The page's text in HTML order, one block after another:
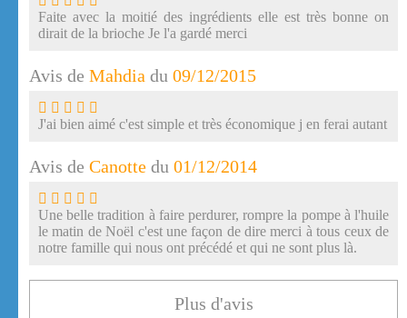
Faite avec la moitié des ingrédients elle est très bonne on
dirait de la brioche Je l'a gardé merci
Avis de Mahdia du 09/12/2015
J'ai bien aimé c'est simple et très économique j en ferai autant
Avis de Canotte du 01/12/2014
Une belle tradition à faire perdurer, rompre la pompe à l'huile
le matin de Noël c'est une façon de dire merci à tous ceux de
notre famille qui nous ont précédé et qui ne sont plus là.
Plus d'avis